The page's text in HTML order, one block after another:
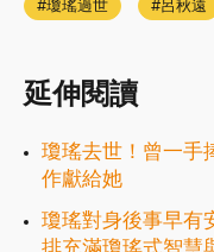
瓊瑤過世 呂秋遠
延伸閱讀
瓊瑤去世！曾一手
作獻給她
瓊瑤對身後事早有